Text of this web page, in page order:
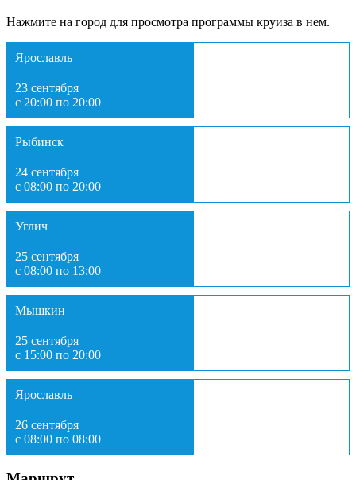
Нажмите на город для просмотра программы круиза в нем.
Ярославль
23 сентября
с 20:00 по 20:00
Рыбинск
24 сентября
с 08:00 по 20:00
Углич
25 сентября
с 08:00 по 13:00
Мышкин
25 сентября
с 15:00 по 20:00
Ярославль
26 сентября
с 08:00 по 08:00